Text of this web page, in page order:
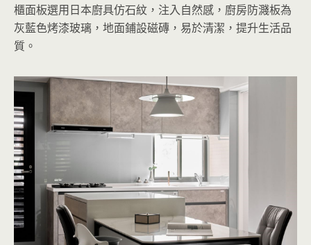
櫃面板選用日本廚具仿石紋，注入自然感，廚房防濺板為
灰藍色烤漆玻璃，地面鋪設磁磚，易於清潔，提升生活品
質。